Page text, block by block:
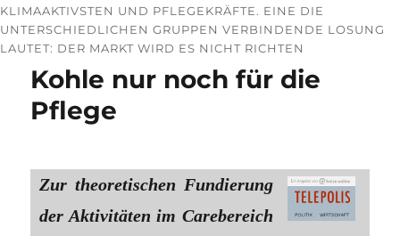
KLIMAAKTIVSTEN UND PFLEGEKRÄFTE. EINE DIE
UNTERSCHIEDLICHEN GRUPPEN VERBINDENDE LOSUNG
LAUTET: DER MARKT WIRD ES NICHT RICHTEN
Kohle nur noch für die
Pflege
Zur theoretischen Fundierung
der Aktivitäten im Carebereich